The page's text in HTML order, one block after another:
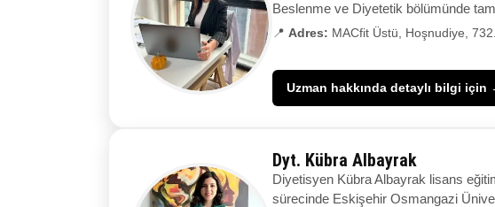
Beslenme ve Diyetetik bölümünde
📍 Adres: MACfit Üstü, Hoşnudiye,
Uzman hakkında detaylı bilgi için
Dyt. Kübra Albayrak
Diyetisyen Kübra Albayrak lisans
sürecinde Eskişehir Osmangazi